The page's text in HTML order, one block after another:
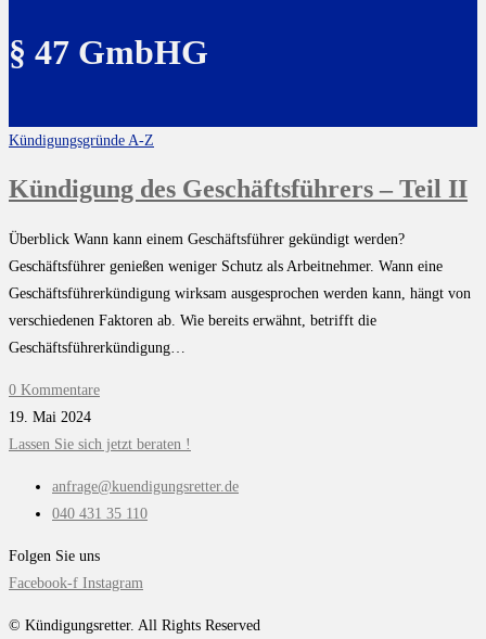
§ 47 GmbHG
Kündigungsgründe A-Z
Kündigung des Geschäftsführers – Teil II
Überblick Wann kann einem Geschäftsführer gekündigt werden?
Geschäftsführer genießen weniger Schutz als Arbeitnehmer. Wann eine
Geschäftsführerkündigung wirksam ausgesprochen werden kann, hängt von
verschiedenen Faktoren ab. Wie bereits erwähnt, betrifft die
Geschäftsführerkündigung…
0 Kommentare
19. Mai 2024
Lassen Sie sich jetzt beraten !
anfrage@kuendigungsretter.de
040 431 35 110
Folgen Sie uns
Facebook-f Instagram
© Kündigungsretter. All Rights Reserved